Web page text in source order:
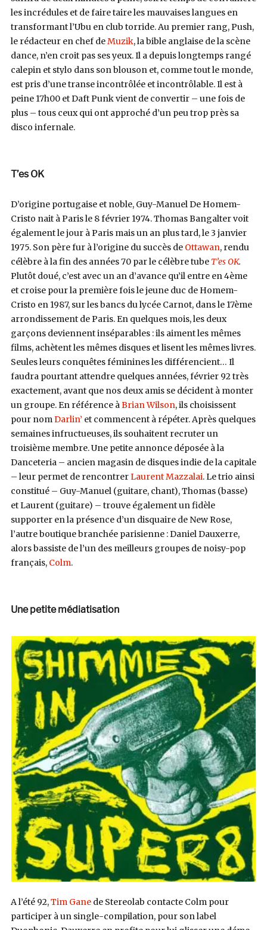
les incrédules et de faire taire les mauvaises langues en
transformant l’Ubu en club torride. Au premier rang, Push,
le rédacteur en chef deMuzik, la bible anglaise de la scène
dance, n’en croit pas ses yeux. Il a depuis longtemps rangé
calepin et stylo dans son blouson et, comme tout le monde,
est pris d’une transe incontrôlée et incontrôlable. Il est à
peine 17h00 et Daft Punk vient de convertir – une fois de
plus – tous ceux qui ont approché d’un peu trop près sa
disco infernale.
T’es OK
D’origine portugaise et noble, Guy-Manuel De Homem-
Cristo nait à Paris le 8 février 1974. Thomas Bangalter voit
également le jour à Paris mais un an plus tard, le 3 janvier
1975. Son père fur à l’origine du succès de Ottawan, rendu
célèbre à la fin des années 70 par le célèbre tube T’es OK.
Plutôt doué, c’est avec un an d’avance qu’il entre en 4ème
et croise pour la première fois le jeune duc de Homem-
Cristo en 1987, sur les bancs du lycée Carnot, dans le 17ème
arrondissement de Paris. En quelques mois, les deux
garçons deviennent inséparables : ils aiment les mêmes
films, achètent les mêmes disques et lisent les mêmes livres.
Seules leurs conquêtes féminines les différencient… Il
faudra pourtant attendre quelques années, février 92 très
exactement, avant que nos deux amis se décident à monter
un groupe. En référence àBrian Wilson, ils choisissent
pour nomDarlin’ et commencent à répéter. Après quelques
semaines infructueuses, ils souhaitent recruter un
troisième membre. Une petite annonce déposée à la
Danceteria – ancien magasin de disques indie de la capitale
– leur permet de rencontrerLaurent Mazzalai. Le trio ainsi
constitué – Guy-Manuel (guitare, chant), Thomas (basse)
et Laurent (guitare) – trouve également un fidèle
supporter en la présence d’un disquaire de New Rose,
l’autre boutique branchée parisienne : Daniel Dauxerre,
alors bassiste de l’un des meilleurs groupes de noisy-pop
français, Colm.
Une petite médiatisation
A l’été 92,Tim Ganede Stereolab contacte Colm pour
participer à un single-compilation, pour son label